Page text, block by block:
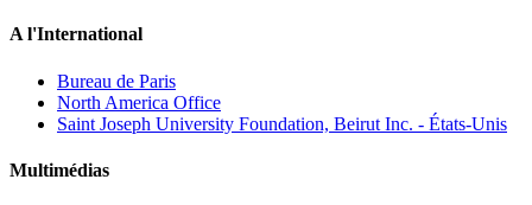
A l'International
Bureau de Paris
North America Office
Saint Joseph University Foundation, Beirut Inc. - États-Unis
Multimédias